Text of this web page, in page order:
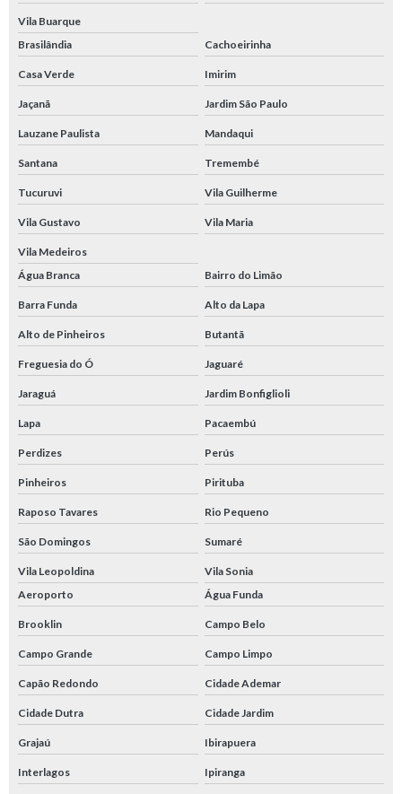
Vila Buarque
Brasilândia
Cachoeirinha
Casa Verde Imirim
Jaçanã Jardim São Paulo
Lauzane Paulista Mandaqui
Santana Tremembé
Tucuruvi Vila Guilherme
Vila Gustavo Vila Maria
Vila Medeiros
Água Branca
Bairro do Limão
Barra Funda Alto da Lapa
Alto de Pinheiros Butantã
Freguesia do Ó Jaguaré
Jaraguá Jardim Bonfiglioli
Lapa Pacaembú
Perdizes Perús
Pinheiros Pirituba
Raposo Tavares Rio Pequeno
São Domingos Sumaré
Vila Leopoldina
Vila Sonia
Aeroporto
Água Funda
Brooklin Campo Belo
Campo Grande Campo Limpo
Capão Redondo Cidade Ademar
Cidade Dutra Cidade Jardim
Grajaú Ibirapuera
Interlagos Ipiranga